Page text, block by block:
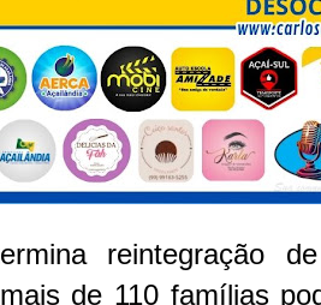
reintegração
de 110 famílias